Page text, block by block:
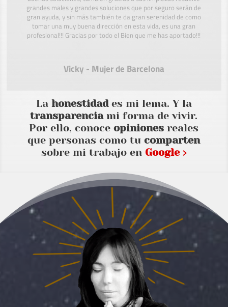
grandes males y grandes soluciones que por seguro serán de
gran ayuda, y sin más también te da gran serenidad de como
tomar una muy buena dirección en esta vida, es una gran
profesional!!! Gracias por todo el Bien que me has aportado!!!
Vicky - Mujer de Barcelona
La honestidades mi lema. Y la
transparenciami forma de vivir.
Por ello, conoceopiniones reales
que personas como tucomparten
sobre mi trabajo en Google ›